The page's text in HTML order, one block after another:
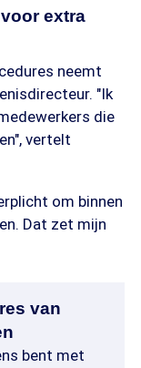
extra
neemt
"Ik
die
vertelt
om binnen
Dat zet mijn
van
bent met